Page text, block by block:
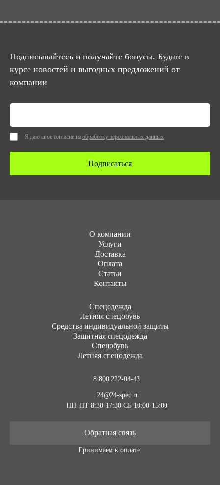
Подписывайтесь и получайте бонусы. Будьте в
курсе новостей и выгодных предложений от
компании
Я даю свое согласие на обработку персональных данных
Подписаться
О компании
Услуги
Доставка
Оплата
Статьи
Контакты
Cпецодежда
Летняя спецобувь
Средства индивидуальной защиты
Защитная спецодежда
Спецобувь
Летняя спецодежда
8 800 222-04-43
24@24-spec.ru
ПН–ПТ 8:30-17:30 СБ 10:00-15:00
Обратная связь
Принимаем к оплате: